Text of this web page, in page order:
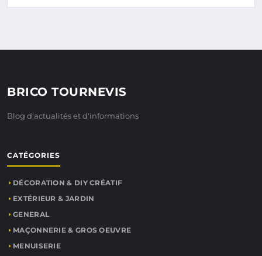
BRICO TOURNEVIS
Blog d'actualités et d'informations
CATÉGORIES
DÉCORATION & DIY CRÉATIF
EXTÉRIEUR & JARDIN
GENERAL
MAÇONNERIE & GROS OEUVRE
MENUISERIE